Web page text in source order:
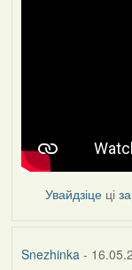
Увайдзіце ці
Snezhinka -